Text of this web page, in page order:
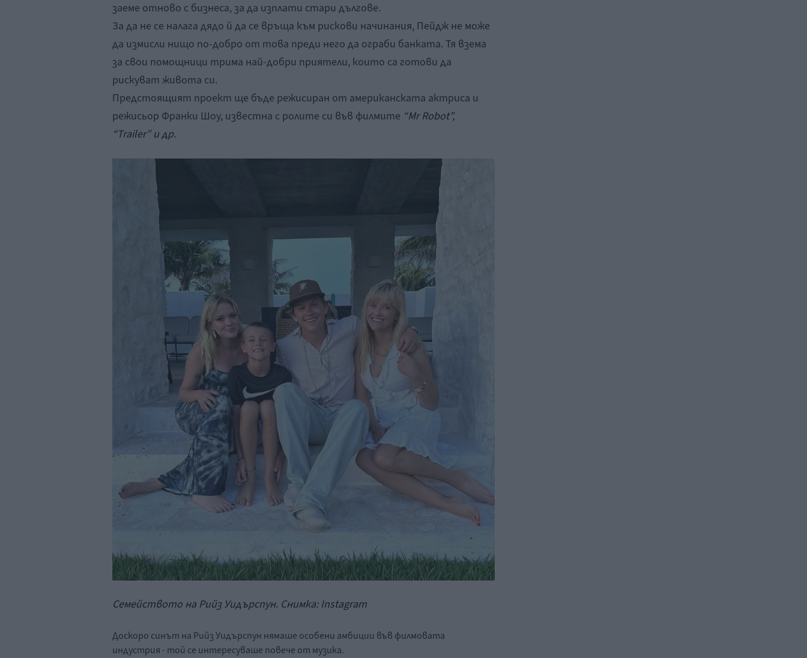
заеме отново с бизнеса, за да изплати стари дългове.
За да не се налага дядо й да се връща към рискови начинания, Пейдж не може
да измисли нищо по-добро от това преди него да ограби банката. Тя взема
за свои помощници трима най-добри приятели, които са готови да
рискуват живота си.
Предстоящият проект ще бъде режисиран от американската актриса и
режисьор Франки Шоу, известна с ролите си във филмите “Mr Robot”,
“Trailer” и др.
Семейството на Рийз Уидърспун. Снимка: Instagram
Доскоро синът на Рийз Уидърспун нямаше особени амбиции във филмовата
индустрия - той се интересуваше повече от музика.